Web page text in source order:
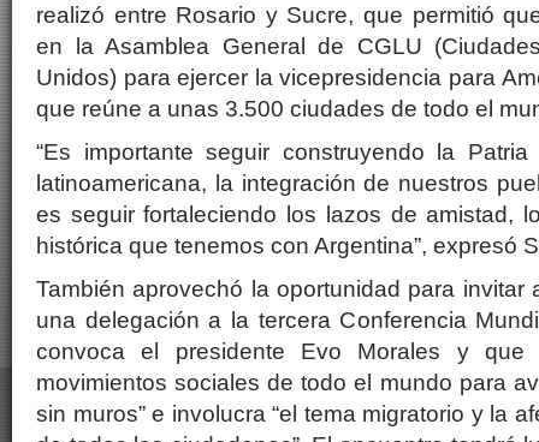
realizó entre Rosario y Sucre, que permitió
en la Asamblea General de CGLU
Unidos) para ejercer la vicepresidencia para
que reúne a unas 3.500 ciudades de todo el
“Es importante seguir construyendo la
latinoamericana, la integración de nuestros
es seguir fortaleciendo los lazos de amistad,
histórica que tenemos con Argentina”, expresó
También aprovechó la oportunidad para
una delegación a la tercera Conferencia
convoca el presidente Evo Morales y
movimientos sociales de todo el mundo para
sin muros” e involucra “el tema migratorio y la